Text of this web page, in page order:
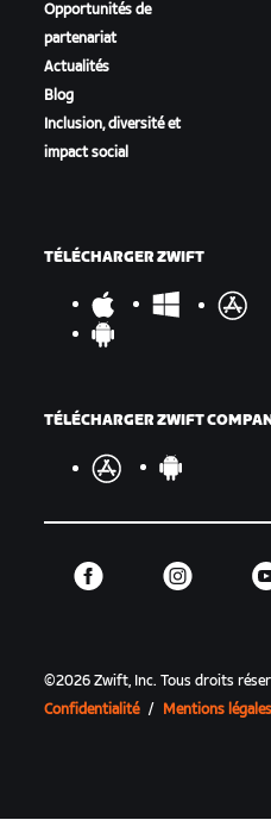
Opportunités de
partenariat
Actualités
Blog
Inclusion, diversité et
impact social
TÉLÉCHARGER ZWIFT
TÉLÉCHARGER ZWIFT
©2026 Zwift, Inc.Tous droits
Confidentialité / Mentions légales